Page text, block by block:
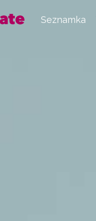
Seznamka